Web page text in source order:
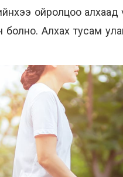
ойролцоо
Алхах тусам